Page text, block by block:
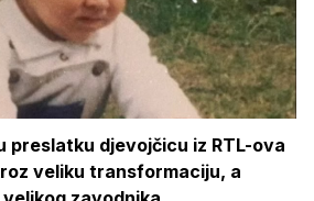
preslatku djevojčicu iz RTL-ova
veliku transformaciju, a